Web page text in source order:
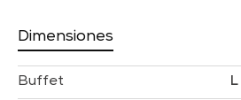
Dimensiones
Buffet